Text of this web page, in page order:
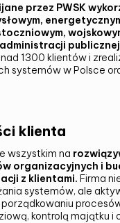
przez PWSK
1300 klientów i
systemów w Polsce
klienta
wszystkim na
organizacyjnych i
z klientami. Firma
systemów, ale
kontrolą majątku i